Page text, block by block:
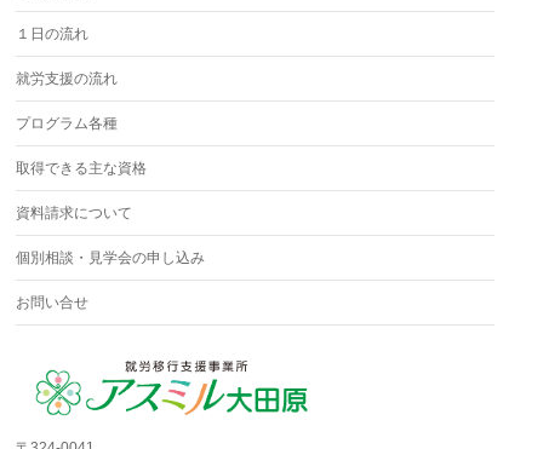
１日の流れ
就労支援の流れ
プログラム各種
取得できる主な資格
資料請求について
個別相談・見学会の申し込み
お問い合せ